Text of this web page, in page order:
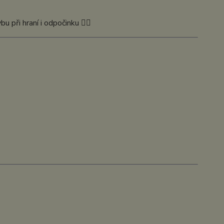
při hraní i odpočinku 🤸‍♂️